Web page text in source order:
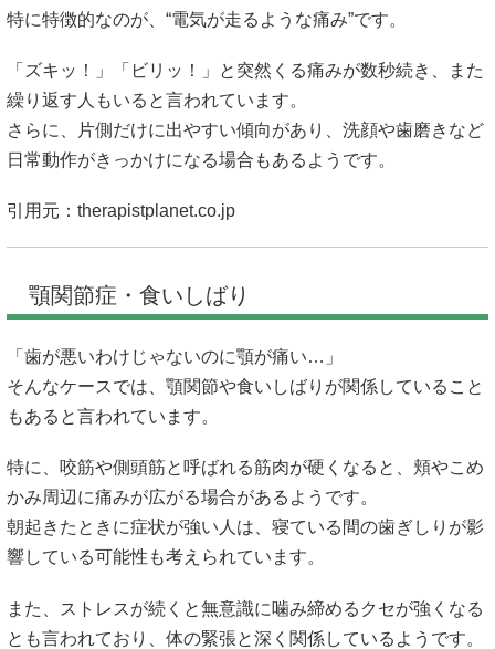
特に特徴的なのが、“電気が走るような痛み”です。
「ズキッ！」「ビリッ！」と突然くる痛みが数秒続き、また
繰り返す人もいると言われています。
さらに、片側だけに出やすい傾向があり、洗顔や歯磨きなど
日常動作がきっかけになる場合もあるようです。
引用元： therapistplanet.co.jp
顎関節症・食いしばり
「歯が悪いわけじゃないのに顎が痛い…」
そんなケースでは、顎関節や食いしばりが関係していること
もあると言われています。
特に、咬筋や側頭筋と呼ばれる筋肉が硬くなると、頬やこめ
かみ周辺に痛みが広がる場合があるようです。
朝起きたときに症状が強い人は、寝ている間の歯ぎしりが影
響している可能性も考えられています。
また、ストレスが続くと無意識に噛み締めるクセが強くなる
とも言われており、体の緊張と深く関係しているようです。